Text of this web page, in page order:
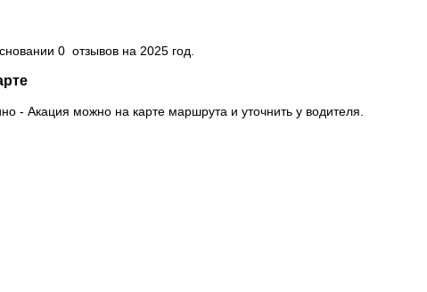
0 отзывов на 2025 год.
- Акация можно на карте маршрута и уточнить у водителя.